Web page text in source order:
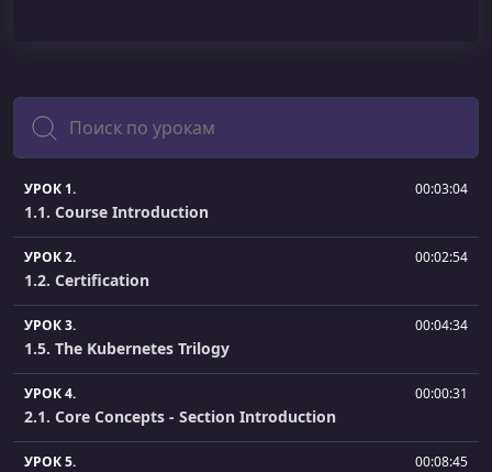
Поиск
УРОК 1. 00:03:04
1.1. Course Introduction
УРОК 2. 00:02:54
1.2. Certification
УРОК 3. 00:04:34
1.5. The Kubernetes Trilogy
УРОК 4. 00:00:31
2.1. Core Concepts - Section Introduction
УРОК 5. 00:08:45